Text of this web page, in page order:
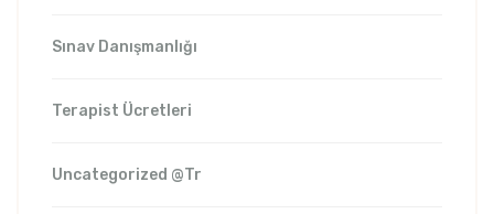
Sınav Danışmanlığı
Terapist Ücretleri
Uncategorized @tr